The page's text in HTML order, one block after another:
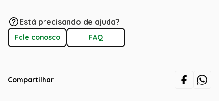
Está precisando de ajuda?
Fale conosco FAQ
Compartilhar